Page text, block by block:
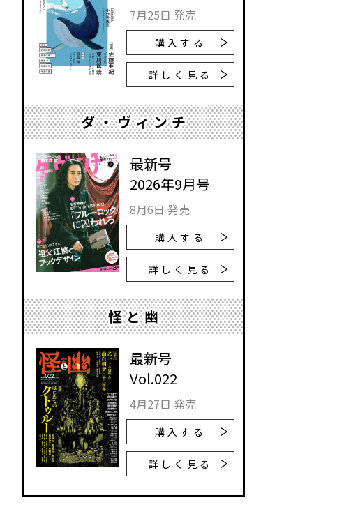
7月25日 発売
購入する
詳しく見る
ダ・ヴィンチ
最新号
2026年9月号
8月6日 発売
購入する
詳しく見る
怪と幽
最新号
Vol.022
4月27日 発売
購入する
詳しく見る